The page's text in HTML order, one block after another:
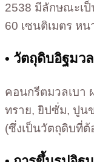
2538 มีลักษณะเ
60 เซนติเมตร ห
• วัตถุดิบอิฐมว
คอนกรีตมวลเบา
ทราย, ยิปซั่ม, ปูน
(ซึ่งเป็นวัตถุดิบที่ต้